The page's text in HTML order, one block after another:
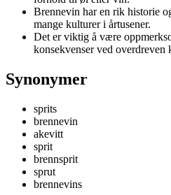
Brennevin har en rik historie
mange kulturer i årtusener.
Det er viktig å være
konsekvenser ved overdreven
Synonymer
sprits
brennevin
akevitt
sprit
brennsprit
sprut
brennevins